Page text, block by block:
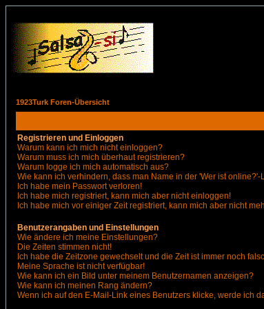
1923Turk Foren-Übersicht
Registrieren und Einloggen
Warum kann ich mich nicht einloggen?
Warum muss ich mich überhaut registrieren?
Warum logge ich mich automatisch aus?
Wie kann ich verhindern, dass man Name in der 'Wer ist online?'-
Ich habe mein Passwort verloren!
Ich habe mich registriert, kann mich aber nicht einloggen!
Ich habe mich vor einiger Zeit registriert, kann mich aber nicht
Benutzerangaben und Einstellungen
Wie ändere ich meine Einstellungen?
Die Zeiten stimmen nicht!
Ich habe die Zeitzone gewechselt und die Zeit ist immer noch
Meine Sprache ist nicht verfügbar!
Wie kann ich ein Bild unter meinem Benutzernamen anzeigen?
Wie kann ich meinen Rang ändern?
Wenn ich auf den E-Mail-Link eines Benutzers klicke, werde ich